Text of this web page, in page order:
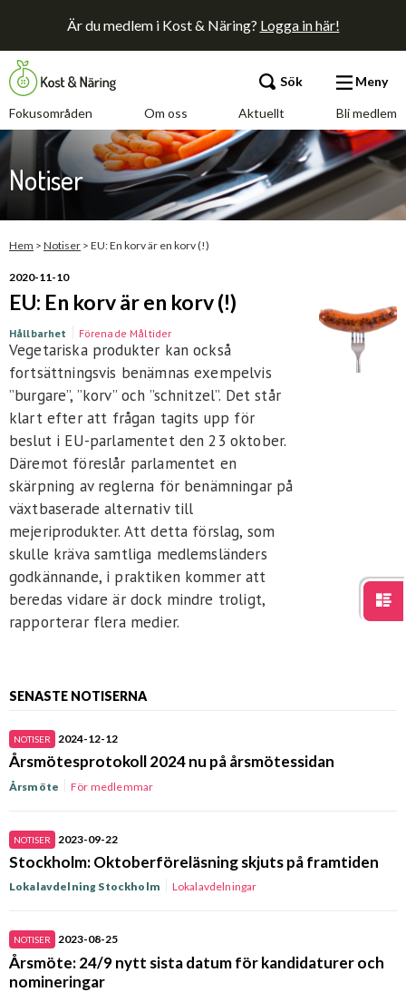
Är du medlem i Kost & Näring? Logga in här!
Fokusområden Om oss Aktuellt Bli medlem
Sök Meny
Fokusområden
Om oss
Aktuellt
Bli medlem
Kontakt Annonsera Press
För studenter English
Notiser
Hem > Notiser > EU: En korv är en korv (!)
2020-11-10
EU: En korv är en korv (!)
Hållbarhet Förenade Måltider
Vegetariska produkter kan också
fortsättningsvis benämnas exempelvis
”burgare”, ”korv” och ”schnitzel”. Det står
klart efter att frågan tagits upp för
beslut i EU-parlamentet den 23 oktober.
Däremot föreslår parlamentet en
skärpning av reglerna för benämningar på
växtbaserade alternativ till
mejeriprodukter. Att detta förslag, som
skulle kräva samtliga medlemsländers
godkännande, i praktiken kommer att
beredas vidare är dock mindre troligt,
rapporterar flera medier.
SENASTE NOTISERNA
NOTISER 2024-12-12
Årsmötesprotokoll 2024 nu på årsmötessidan
Årsmöte För medlemmar
NOTISER 2023-09-22
Stockholm: Oktoberföreläsning skjuts på framtiden
Lokalavdelning Stockholm Lokalavdelningar
NOTISER 2023-08-25
Årsmöte: 24/9 nytt sista datum för kandidaturer och
nomineringar